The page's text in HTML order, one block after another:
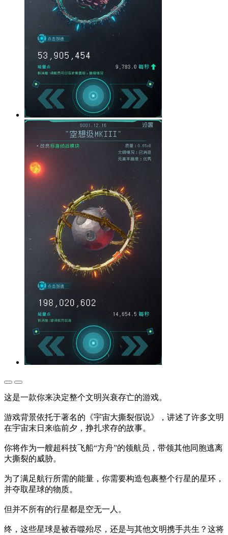
这是一款你来决定整个文明兴衰存亡的游戏。
游戏背景依托于著名的《宇宙大撕裂假说》，讲述了许多文明
在宇宙末日来临前夕，挣扎求存的故事。
你将作为一艘超科技飞船“方舟”的领航员，带领其他同胞逃离
大撕裂的威胁。
为了满足航行所需的能量，你需要构造包裹整个行星的星环，
并夺取星球的物质。
但并不所有的行星都是空无一人。
终，这些星球是被吞噬殆尽，还是与其他文明携手共生？这将